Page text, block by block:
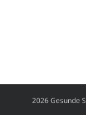
2026 Gesunde